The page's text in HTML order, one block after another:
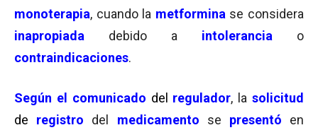
monoterapia, cuando la metformina se considera
inapropiada debido a intolerancia
o
contraindicaciones.
Según el comunicado del regulador, lasolicitud
de registro del medicamento se presentó en